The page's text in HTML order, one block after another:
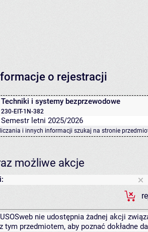
o rejestracji
Techniki i systemy bezprzewodowe
230-EIT-1N-382
Semestr letni 2025/2026
i innych informacji szukaj na stronie
możliwe akcje
nie udostępnia żadnej akcji
tym przedmiotem, aby poznać dokładne